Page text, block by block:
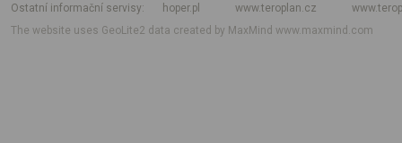
Ostatní informační servisy
hoper.pl www.teroplan.cz
The website uses GeoLite2 data created by MaxMindwww.maxmind.com